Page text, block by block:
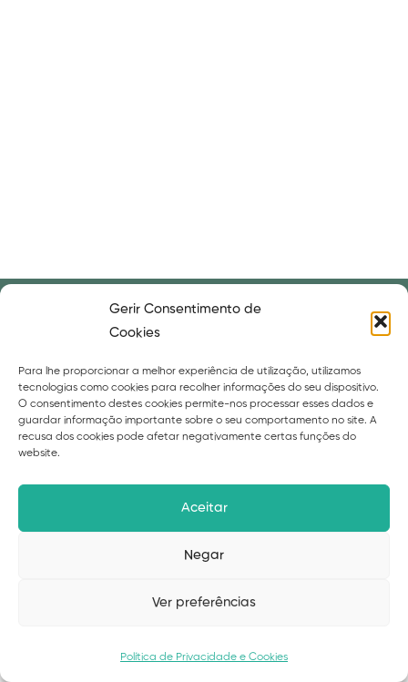
Gerir Consentimento de
Cookies
Para lhe proporcionar a melhor experiência de utilização, utilizamos
tecnologias como cookies para recolher informações do seu dispositivo.
O consentimento destes cookies permite-nos processar esses dados e
guardar informação importante sobre o seu comportamento no site. A
recusa dos cookies pode afetar negativamente certas funções do
website.
Aceitar
Negar
Ver preferências
Política de Privacidade e Cookies
Subscreva a newsletter